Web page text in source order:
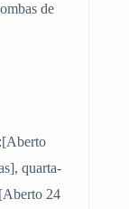
de
quarta-
24